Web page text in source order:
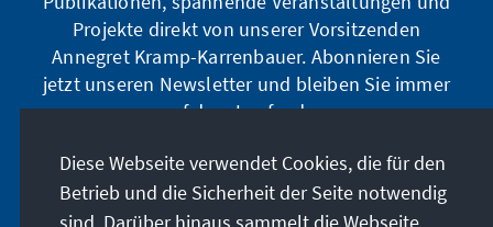
Projekte direkt von unserer Vorsitzenden
Annegret Kramp-Karrenbauer. Abonnieren Sie
jetzt unseren Newsletter und bleiben Sie immer
auf dem Laufenden.
Jetzt abonnieren
Diese Webseite verwendet Cookies, die für den
Betrieb und die Sicherheit der Seite notwendig
sind. Darüber hinaus sammelt die Webseite